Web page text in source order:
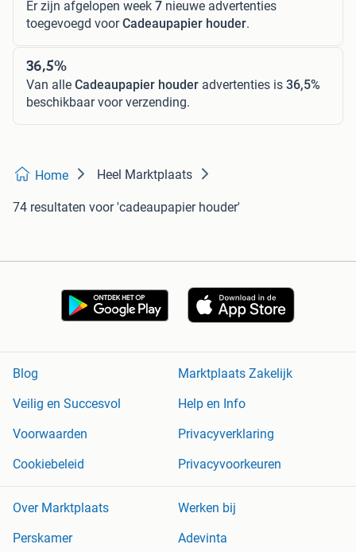
Er zijn afgelopen week 7 nieuwe advertenties
toegevoegd voorCadeaupapier houder.
36,5%
Van alle Cadeaupapier houder advertenties is 36,5%
beschikbaar voor verzending.
Home Heel Marktplaats
74 resultaten voor 'cadeaupapier houder'
Blog
Marktplaats Zakelijk
Veilig en Succesvol
Help en Info
Voorwaarden
Privacyverklaring
Cookiebeleid
Privacyvoorkeuren
Over Marktplaats
Werken bij
Perskamer
Adevinta